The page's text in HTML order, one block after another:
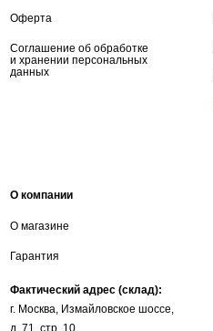
Оферта
Соглашение об обработке
и хранении персональных
данных
О компании
О магазине
Гарантия
Фактический адрес (склад):
г. Москва, Измайловское шоссе,
д. 71, стр. 10.